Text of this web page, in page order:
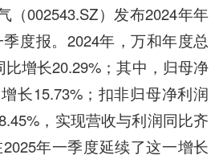
（002543.SZ）发布2024年年
度报。2024年，万和年度总
增长20.29%；其中，归母净
长15.73%；扣非归母净利润
，实现营收与利润同比齐
年一季度延续了这一增长